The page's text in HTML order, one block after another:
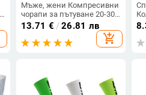
Мъже, жени Компресивни
чорапи за пътуване 20-30
mmhg, подходящи за
медицински разширени
вени, облекчаване на
болка в краката, оток,
13.71 € /26.81 лв
add_shopping_cart